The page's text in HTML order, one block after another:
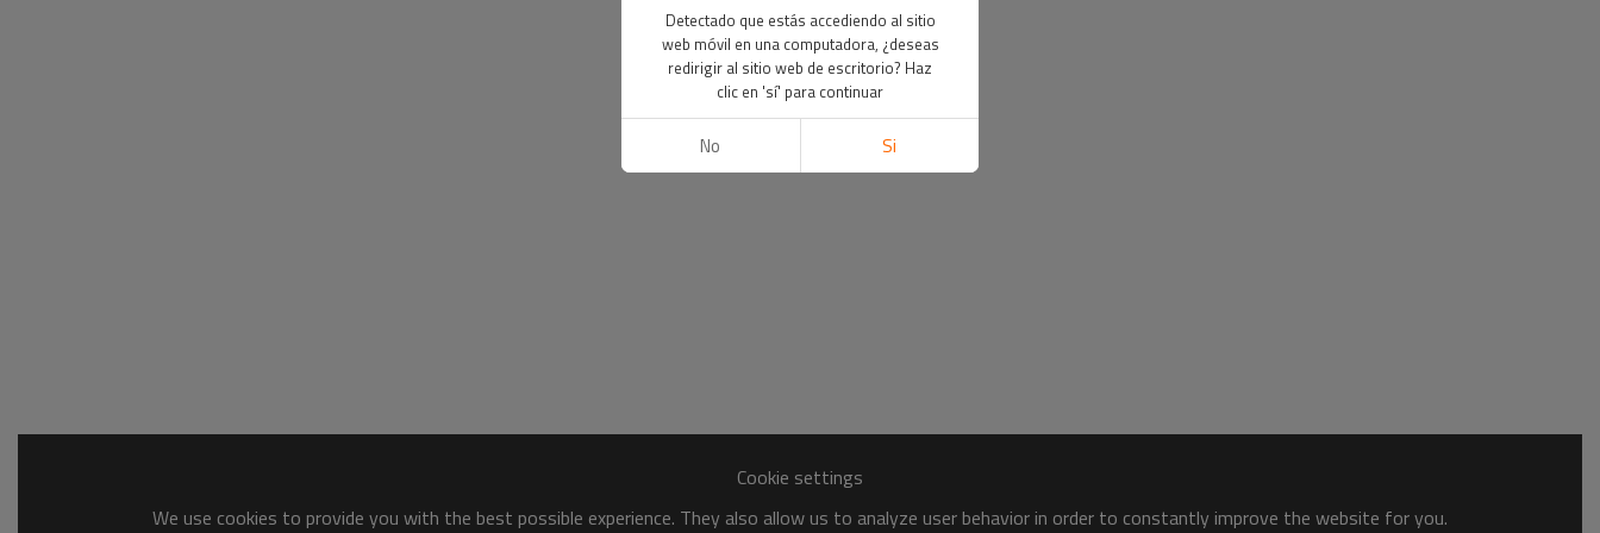
Cookie settings
We use cookies to provide you with the best possible experience. They also allow us to analyze user behavior in order to constantly improve the website for you.
Detectado que estás accediendo al sitio
web móvil en una computadora, ¿deseas
redirigir al sitio web de escritorio? Haz
clic en 'sí' para continuar
No Si